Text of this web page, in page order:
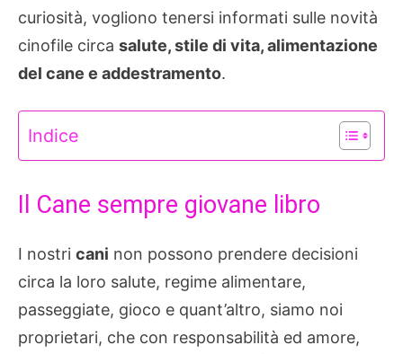
curiosità, vogliono tenersi informati sulle novità
cinofile circa salute, stile di vita, alimentazione
del cane e addestramento.
Indice
Il Cane sempre giovane libro
I nostri cani non possono prendere decisioni
circa la loro salute, regime alimentare,
passeggiate, gioco e quant’altro, siamo noi
proprietari, che con responsabilità ed amore,